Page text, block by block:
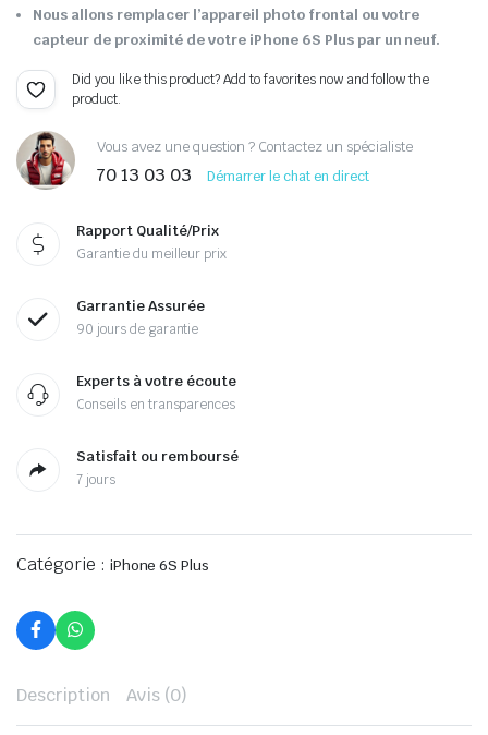
Nous allons remplacer l’appareil photo frontal ou votre
capteur de proximité de votre iPhone 6S Plus par un neuf.
Did you like this product? Add to favorites now and follow the
product.
Vous avez une question ? Contactez un spécialiste
70 13 03 03 Démarrer le chat en direct
Rapport Qualité/Prix
Garantie du meilleur prix
Garrantie Assurée
90 jours de garantie
Experts à votre écoute
Conseils en transparences
Satisfait ou remboursé
7 jours
Catégorie : iPhone 6S Plus
Description Avis (0)